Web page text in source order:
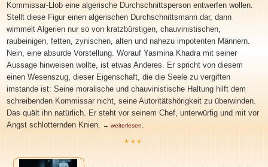
Kommissar-Llob eine algerische Durchschnittsperson entwerfen wollen.
Stellt diese Figur einen algerischen Durchschnittsmann dar, dann
wimmelt Algerien nur so von kratzbürstigen, chauvinistischen,
raubeinigen, fetten, zynischen, alten und nahezu impotenten Männern.
Nein, eine absurde Vorstellung. Worauf Yasmina Khadra mit seiner
Aussage hinweisen wollte, ist etwas Anderes. Er spricht von diesem
einen Wesenszug, dieser Eigenschaft, die die Seele zu vergiften
imstande ist: Seine moralische und chauvinistische Haltung hilft dem
schreibenden Kommissar nicht, seine Autoritätshörigkeit zu überwinden.
Das quält ihn natürlich. Er steht vor seinem Chef, unterwürfig und mit vor
Angst schlotternden Knien. → weiterlesen.
***